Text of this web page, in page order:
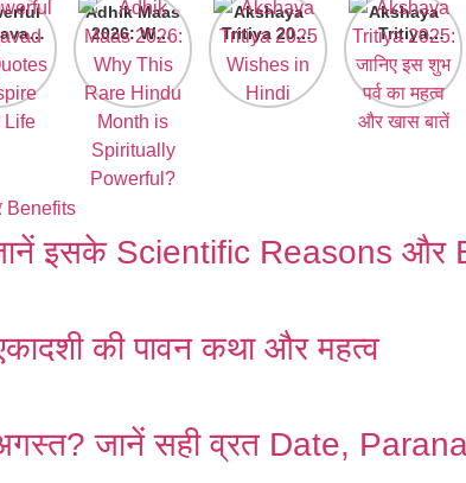
to
Life
Adhik Maas
2026: Why
This Rare
Hindu
Month is
Spiritually
Powerful?
Akshaya
Tritiya 2025
Wishes in
Hindi
Akshaya
Tritiya
2025: जानिए
इस शुभ पर्व का
महत्व और खास
बातें
इसके Scientific Reasons और
की पावन कथा और महत्व
जानें सही व्रत Date,